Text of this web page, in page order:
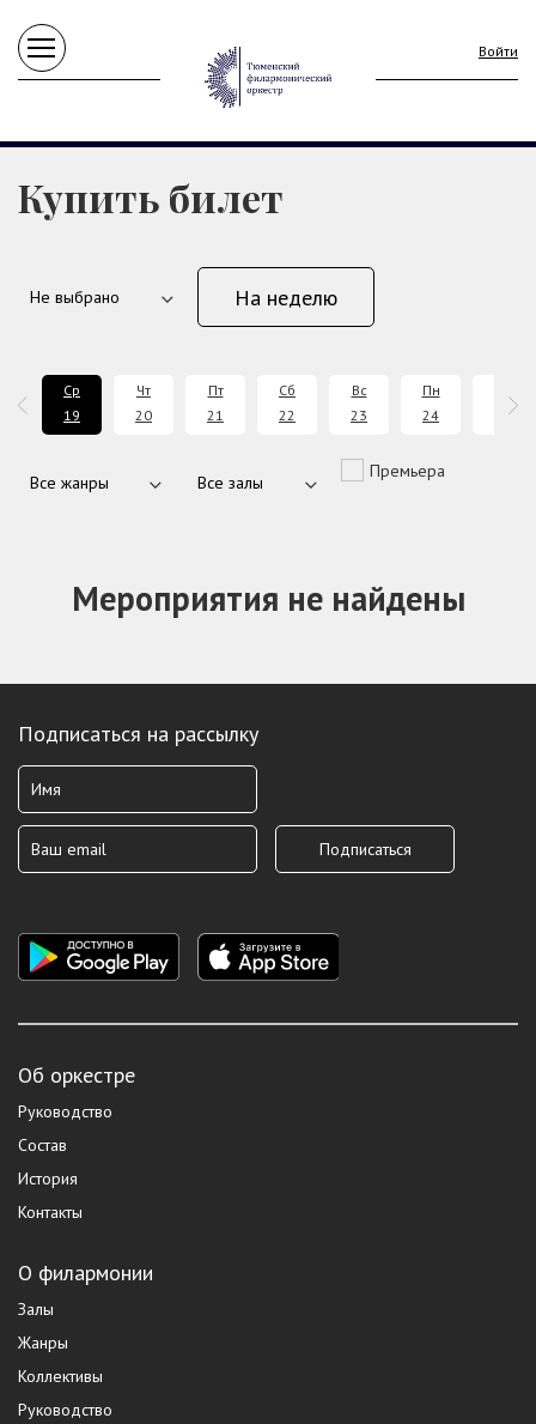
Войти
Купить билет
На неделю
Ср
19
Чт
20
Пт
21
Сб
22
Вс
23
Пн
24
25
Премьера
Мероприятия не найдены
Подписаться на рассылку
Об оркестре
Руководство
Состав
История
Контакты
О филармонии
Залы
Жанры
Коллективы
Руководство